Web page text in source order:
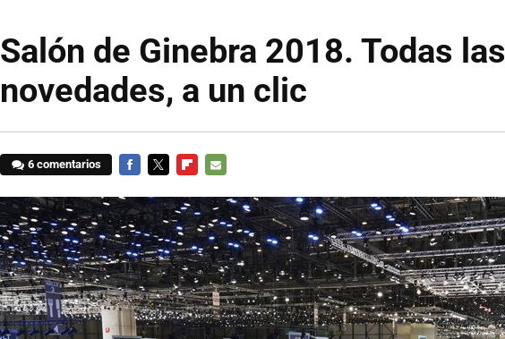
Salón de Ginebra 2018. Todas las
novedades, a un clic
6 comentarios
MAIL